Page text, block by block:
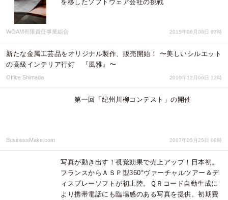
を移したソフトウェア会社の挑戦
WOAM有限責任事業組合 2015年06月08日 07時
新たな金属工芸品をオリジナル製作、販売開始！ 〜美しいシルエット
の高級インテリア行灯 『風雅』〜
Office Shimada 2010年12月06日 12時
第一回「紀州川柳コンテスト」の開催
BusinessMake.com 2007年05月25日 08時
写真が動き出す！視覚効果で売上アップ！日本初。
フランスからＡＳＰ型360°ヴァーチャルツアー＆デ
ィスプレーソフトが初上陸。ＱＲコード自動生成に
より携帯電話にも臨場感のある写真を提供。初期費